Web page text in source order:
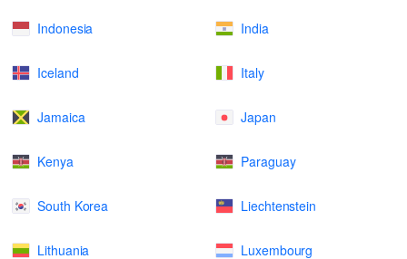
Indonesia India
Iceland Italy
Jamaica Japan
Kenya Paraguay
South Korea Liechtenstein
Lithuania Luxembourg